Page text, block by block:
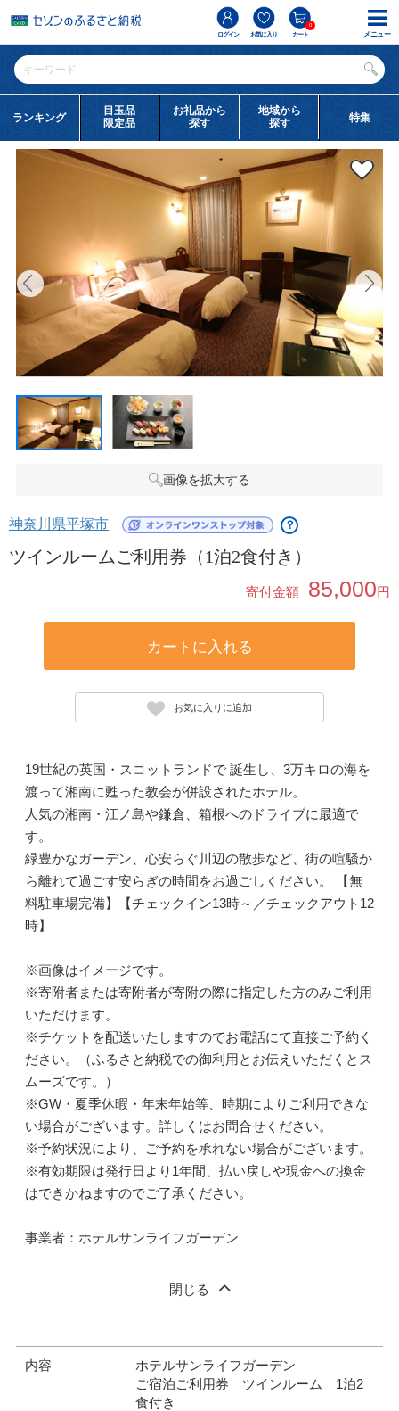
ログイン お気に入り カート
0
ランキング
目玉品
限定品
お礼品から
探す
地域から
探す
特集
画像を拡大する
神奈川県平塚市 ？
ツインルームご利用券（1泊2食付き）
寄付金額 85,000円
カートに入れる
お気に入りに追加
19世紀の英国・スコットランドで 誕生し、3万キロの海を
渡って湘南に甦った教会が併設されたホテル。
人気の湘南・江ノ島や鎌倉、箱根へのドライブに最適で
す。
緑豊かなガーデン、心安らぐ川辺の散歩など、街の喧騒か
ら離れて過ごす安らぎの時間をお過ごしください。 【無
料駐車場完備】【チェックイン13時～／チェックアウト12
時】
※画像はイメージです。
※寄附者または寄附者が寄附の際に指定した方のみご利用
いただけます。
※チケットを配送いたしますのでお電話にて直接ご予約く
ださい。（ふるさと納税での御利用とお伝えいただくとス
ムーズです。）
※GW・夏季休暇・年末年始等、時期によりご利用できな
い場合がございます。詳しくはお問合せください。
※予約状況により、ご予約を承れない場合がございます。
※有効期限は発行日より1年間、払い戻しや現金への換金
はできかねますのでご了承ください。
事業者：ホテルサンライフガーデン
閉じる
内容
ホテルサンライフガーデン
ご宿泊ご利用券 ツインルーム 1泊2
食付き
メニュー